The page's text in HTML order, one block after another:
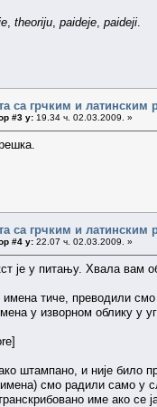
theoriju paideje paideji
са грчким и латинским
#3 у: 19.34 ч. 02.03.2009. »
са грчким и латинским
#4 у: 22.07 ч. 02.03.2009. »
је у питању. Хвала вам
тиче, преводили смо
у изворном облику у
штампано, и није било
имена) смо радили само у
име ако се